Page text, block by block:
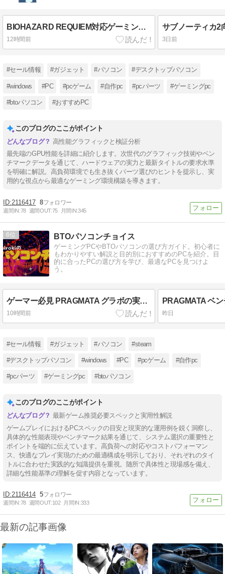
BIOHAZARD REQUIEM対応ゲーミングPC 30万円以下で買えるか？
12時間前 3日前
#セール情報 #ガジェット #パソコン #デスクトップパソコン
#windows #PC #pcゲーム #自作pc #pcパーツ #ゲーミングpc
#btoパソコン #おすすめPC
このブログのここがポイント
高性能グラフィックと検証分析
最先端のGPU性能を詳細に紹介します。次世代のグラフィック技術やベン
チマークデータを通じて、ハードウェアの実力と最新タイトルの要求水準
を明確に解説。高負荷環境でも生き抜くパーツ選びのヒントを提示し、実
用的な視点から最適なゲーミング環境構築を導きます。
2116417 8
週間IN:78 週間OUT:75 月間IN:345
6 BTOパソコンチョイス
ゲーミングPCやBTOパソコンの選び方ガイド。初心者に
もわかりやすい解説と目的別におすすめのPCを紹介。目
的に合ったPCの選び方を学び、最適なPCを見つけよ
う。
ゲーマー必見 PRAGMATA グラボの実力を検証
10時間前 昨日
#セール情報 #ガジェット #パソコン #steam
#デスクトップパソコン #windows #PC #pcゲーム #自作pc
#pcパーツ #ゲーミングpc #btoパソコン
このブログのここがポイント
最新ゲーム推奨必要スペックと実用性解説
ゲームプレイにおけるPCスペックの目安と現実的な運用例を鋭く洞察し、
具体的な性能表現やベンチマーク結果を通じて、システム選択の重要性と
ポイントを端的に伝えています。高負荷への対応やコストパフォーマン
ス、快適なプレイ実現のための最適構成を明示しており、それぞれのタイ
トルに合わせた実践的な知識提供を重視。随所で具体性と現場感を備え、
詳細な性能基準の理解を促す内容となっています。
2116414 5
週間IN:78 週間OUT:102 月間IN:333
最新の記事画像